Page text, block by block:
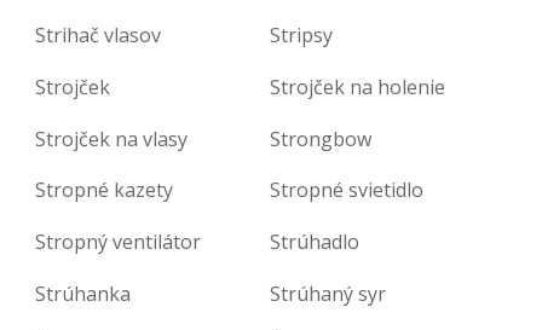
Strihač vlasov
Stripsy
Strojček
Strojček na holenie
Strojček na vlasy
Strongbow
Stropné kazety
Stropné svietidlo
Stropný ventilátor
Strúhadlo
Strúhanka
Strúhaný syr